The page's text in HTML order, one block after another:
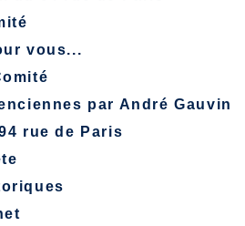
vous...
par André Gauvin
rue de Paris